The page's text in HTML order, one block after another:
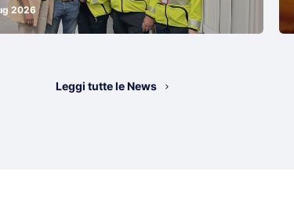
2026
Leggi tutte le News